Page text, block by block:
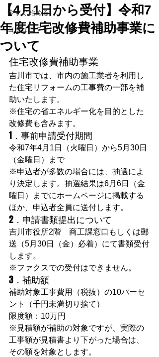
今すぐ始める
コミュニティ
【4月1日から受付】令和7
年度住宅改修費補助事業に
ついて
住宅改修費補助事業
吉川市では、市内の施工業者を利用し
た住宅リフォームの工事費の一部を補
助いたします。
※住宅の省エネルギー化を目的とした
改修費も含みます。
1．事前申請受付期間
令和7年4月1日（火曜日）から5月30日
（金曜日）まで
※申込者が多数の場合には、 抽選によ
り決定します。抽選結果は6月6日（金
曜日）までにホームページに掲載する
ほか、申込者全員に送付します。
2．申請書類提出について
吉川市役所2階　商工課窓口もしくは郵
送（5月30日（金）必着）にて書類受付
します。
※ファクスでの受付はできません。
3．補助額
補助対象工事費用（税抜）の10パーセ
ント（千円未満切り捨て）
限度額：10万円
※見積額が補助の対象ですが、実際の
工事額が見積書より下がった場合は、
その額を対象とします。